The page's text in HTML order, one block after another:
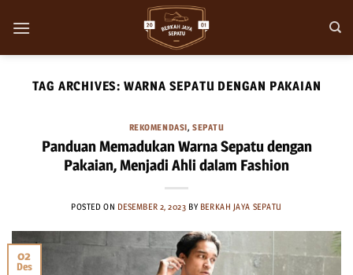
TAG ARCHIVES: WARNA SEPATU DENGAN PAKAIAN
REKOMENDASI, SEPATU
Panduan Memadukan Warna Sepatu dengan
Pakaian, Menjadi Ahli dalam Fashion
POSTED ON DESEMBER 2, 2023 BY BERKAH JAYA SEPATU
02
Des